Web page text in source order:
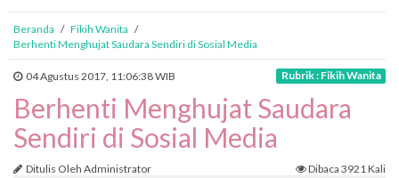
Beranda / Fikih Wanita /
Berhenti Menghujat Saudara Sendiri di Sosial Media
04 Agustus 2017, 11:06:38 WIB Rubrik : Fikih Wanita
Berhenti Menghujat Saudara
Sendiri di Sosial Media
Ditulis Oleh Administrator
Dibaca 3921 Kali